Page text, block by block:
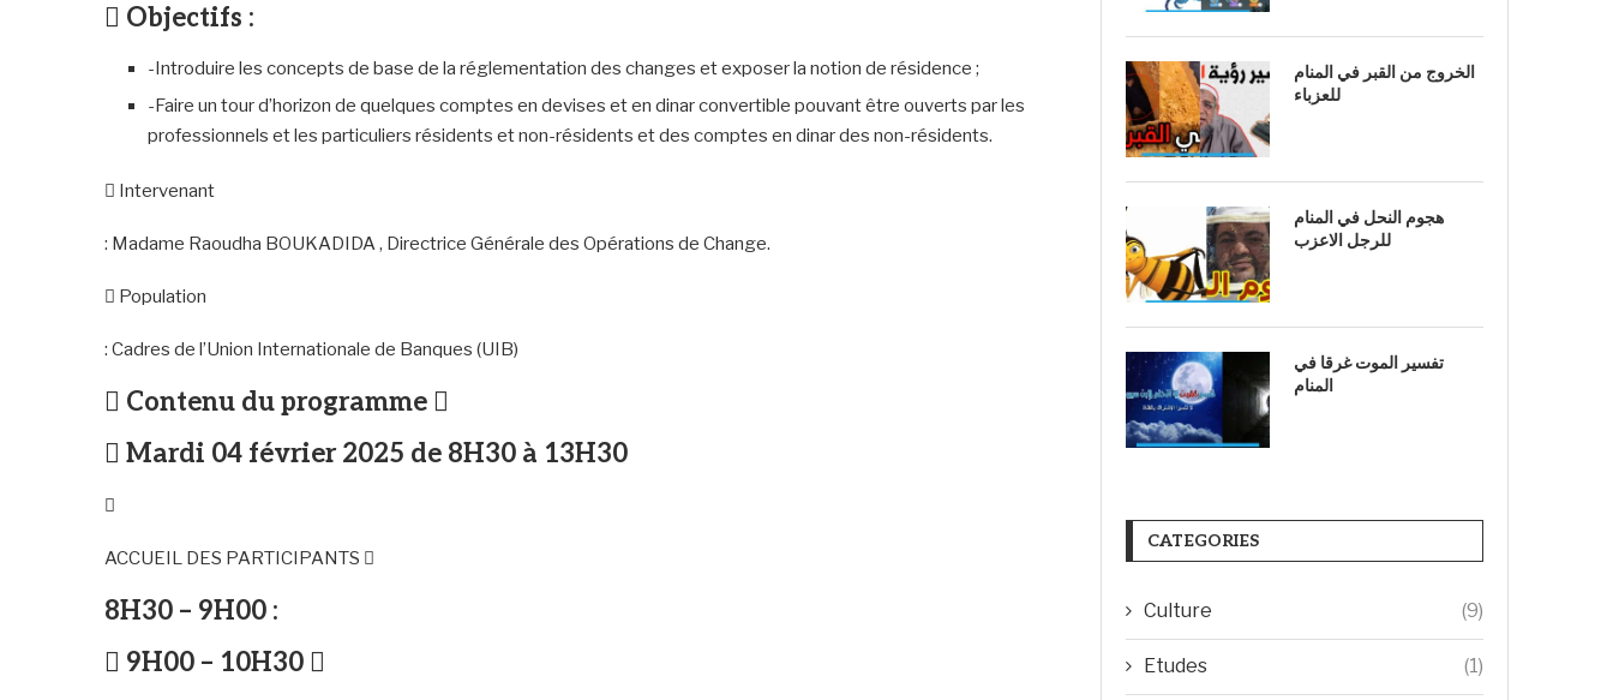
 Objectifs :
-Introduire les concepts de base de la réglementation des changes et exposer la notion de résidence ;
-Faire un tour d’horizon de quelques comptes en devises et en dinar convertible pouvant être ouverts par les
professionnels et les particuliers résidents et non-résidents et des comptes en dinar des non-résidents.
 Intervenant
: Madame Raoudha BOUKADIDA , Directrice Générale des Opérations de Change.
 Population
: Cadres de l’Union Internationale de Banques (UIB)
 Contenu du programme 
 Mardi 04 février 2025 de 8H30 à 13H30

ACCUEIL DES PARTICIPANTS 
8H30 – 9H00 :
 9H00 – 10H30 
الخروج من القبر في المنام
للعزباء
هجوم النحل في المنام
للرجل الاعزب
تفسير الموت غرقا في
المنام
CATEGORIES
Culture (9)
Etudes (1)